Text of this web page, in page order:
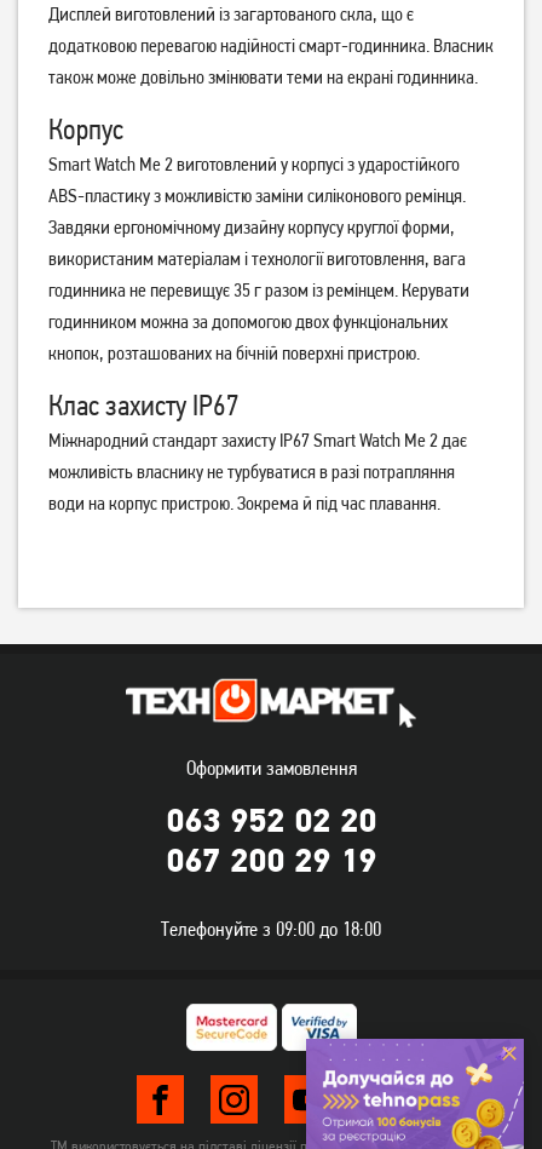
Смарт-годинник Gelius Pro
Numix Black
1 299
Смарт-годинник Gelius Pro
Numix Gold
1 299грн
Смарт-годинник Gelius
SW015 Black
Смарт-годинник Gelius
SW015 Pink
1 349
Смарт-годинник Gelius GP-
SW016 Tactical Heavy Silver
Смарт-годинник Gelius Pro
GP-SW008 Black
1 449грн
Немає в наявності
Дисплей виготовлений із загартованого скла, що є
додатковою перевагою надійності смарт-годинника. Власник
також може довільно змінювати теми на екрані годинника.
Корпус
Smart Watch Me 2 виготовлений у корпусі з ударостійкого
ABS-пластику з можливістю заміни силіконового ремінця.
Завдяки ергономічному дизайну корпусу круглої форми,
використаним матеріалам і технології виготовлення, вага
годинника не перевищує 35 г разом із ремінцем. Керувати
годинником можна за допомогою двох функціональних
кнопок, розташованих на бічній поверхні пристрою.
Клас захисту IP67
Міжнародний стандарт захисту IP67 Smart Watch Me 2 дає
можливість власнику не турбуватися в разі потрапляння
води на корпус пристрою. Зокрема й під час плавання.
Оформити замовлення
063 952 02 20
067 200 29 19
Телефонуйте з 09:00 до 18:00